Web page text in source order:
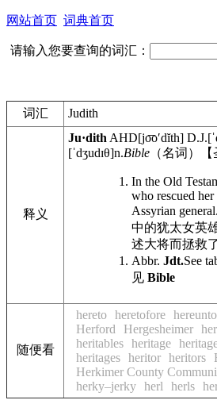
网站首页 词典首页
请输入您要查询的词汇：
词汇 Judith
释义
Ju·dith AHD[jo͞o′dĭth] D.J.
[ˈdʒudɪθ]n.Bible （名词）【
In the Old
who rescued
Assyrian general.
中的犹太女英
述大将而拯救
Abbr. Jdt.See
见 Bible
随便看
hereto heretofore hereunto
Herford
Hergesheimer
heritables heritage
heritages heritor heritors
Herkimer County
herky–jerky herl herls